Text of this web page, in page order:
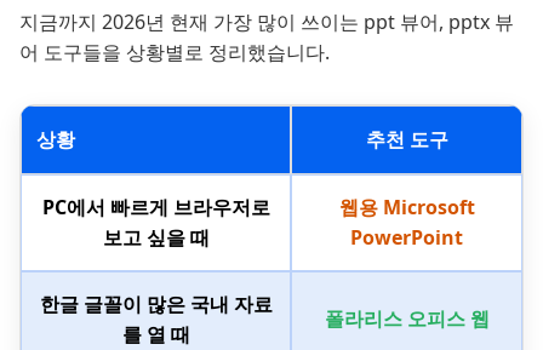
지금까지 2026년 현재 가장 많이 쓰이는 ppt 뷰어, pptx 뷰
어 도구들을 상황별로 정리했습니다.
상황 추천 도구
PC에서 빠르게 브라우저로
보고 싶을 때
웹용 Microsoft
PowerPoint
한글 글꼴이 많은 국내 자료
를 열 때
폴라리스 오피스 웹